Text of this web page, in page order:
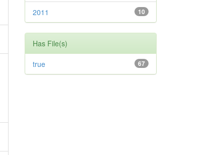
10
2011
Has File(s)
67
true